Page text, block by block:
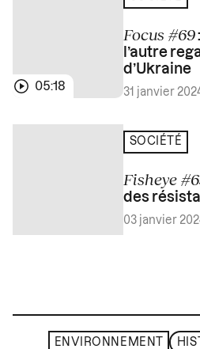
05:18
Focus #69
l’autre
d’Ukraine
31 janvier
SOCIÉTÉ
Fisheye
des
03 janvier
ENVIRONNEMENT